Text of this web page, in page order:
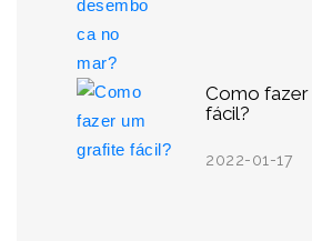
Como
fácil?
2022-01-17